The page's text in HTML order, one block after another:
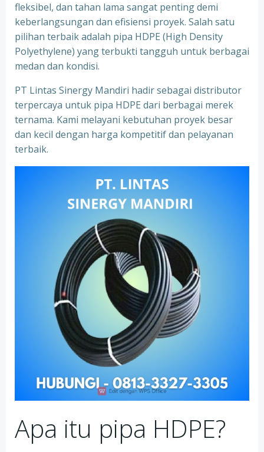
fleksibel, dan tahan lama sangat penting demi
keberlangsungan dan efisiensi proyek. Salah satu
pilihan terbaik adalah pipa HDPE (High Density
Polyethylene) yang terbukti tangguh untuk berbagai
medan dan kondisi.
PT Lintas Sinergy Mandiri hadir sebagai distributor
terpercaya untuk pipa HDPE dari berbagai merek
ternama. Kami melayani kebutuhan proyek besar
dan kecil dengan harga kompetitif dan pelayanan
terbaik.
Apa itu pipa HDPE?